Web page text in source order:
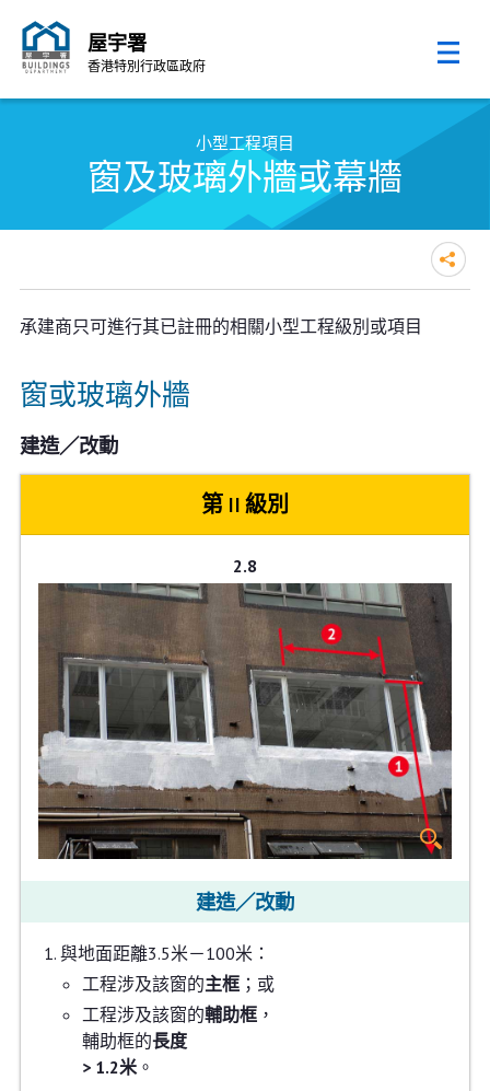
屋宇署
香港特別行政區政府
小型工程項目
窗及玻璃外牆或幕牆
承建商只可進行其已註冊的相關小型工程級別或項目
窗或玻璃外牆
建造／改動
第 II 級別
2.8
建造／改動
與地面距離3.5米－100米：
工程涉及該窗的主框；或
工程涉及該窗的輔助框，
輔助框的長度
> 1.2米。